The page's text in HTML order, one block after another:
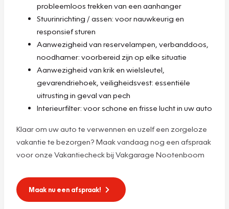
probleemloos trekken van een aanhanger
Stuurinrichting / assen: voor nauwkeurig en
responsief sturen
Aanwezigheid van reservelampen, verbanddoos,
noodhamer: voorbereid zijn op elke situatie
Aanwezigheid van krik en wielsleutel,
gevarendriehoek, veiligheidsvest: essentiële
uitrusting in geval van pech
Interieurfilter: voor schone en frisse lucht in uw auto
Klaar om uw auto te verwennen en uzelf een zorgeloze
vakantie te bezorgen? Maak vandaag nog een afspraak
voor onze Vakantiecheck bij Vakgarage Nootenboom
Maak nu een afspraak!